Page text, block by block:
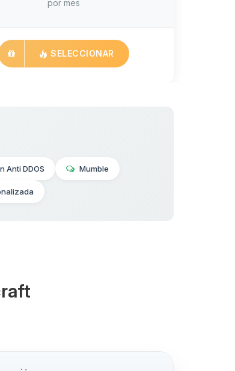
por mes
SELECCIONAR
Anti DDOS Mumble